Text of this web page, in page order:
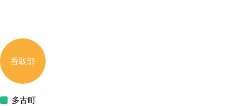
香取部
多古町